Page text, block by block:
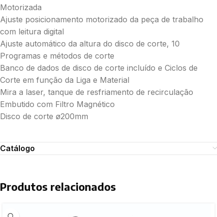
Motorizada
Ajuste posicionamento motorizado da peça de trabalho
com leitura digital
Ajuste automático da altura do disco de corte, 10
Programas e métodos de corte
Banco de dados de disco de corte incluído e Ciclos de
Corte em função da Liga e Material
Mira a laser, tanque de resfriamento de recirculação
Embutido com Filtro Magnético
Disco de corte ø200mm
Catálogo
Produtos relacionados